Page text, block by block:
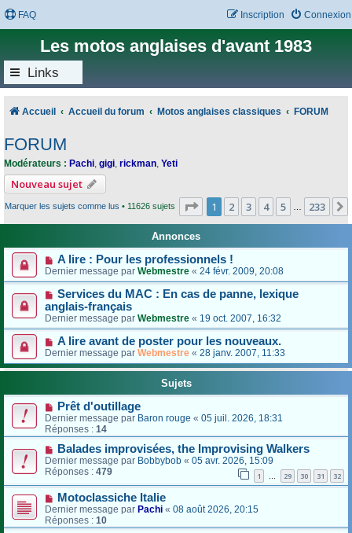
FAQ Connexion
Inscription
Les motos anglaises d'avant 1983
Links
Accueil Accueil du forum Motos anglaises classiques FORUM
FORUM
Modérateurs : Pachi, gigi, rickman, Yeti
Nouveau sujet
Marquer les sujets comme lus • 11626 sujets Page 1sur 233
1 2 3 4 5 … 233
Annonces
A lire : Pour les professionnels !
Dernier message par Webmestre « 24 févr. 2009, 20:08
Services du MAC : En cas de panne, lexique
anglais-français
Dernier message par Webmestre « 19 oct. 2007, 16:32
A lire avant de poster pour les nouveaux.
Dernier message par Webmestre « 28 janv. 2007, 11:33
Sujets
Prêt d'outillage
Dernier message par Baron rouge « 05 juil. 2026, 18:31
Réponses : 14
Balades improvisées, the Improvising Walkers
Dernier message par Bobbybob « 05 avr. 2026, 15:09
Réponses : 479 1 … 29 30 31 32
Motoclassiche Italie
Dernier message par Pachi « 08 août 2026, 20:15
Réponses : 10